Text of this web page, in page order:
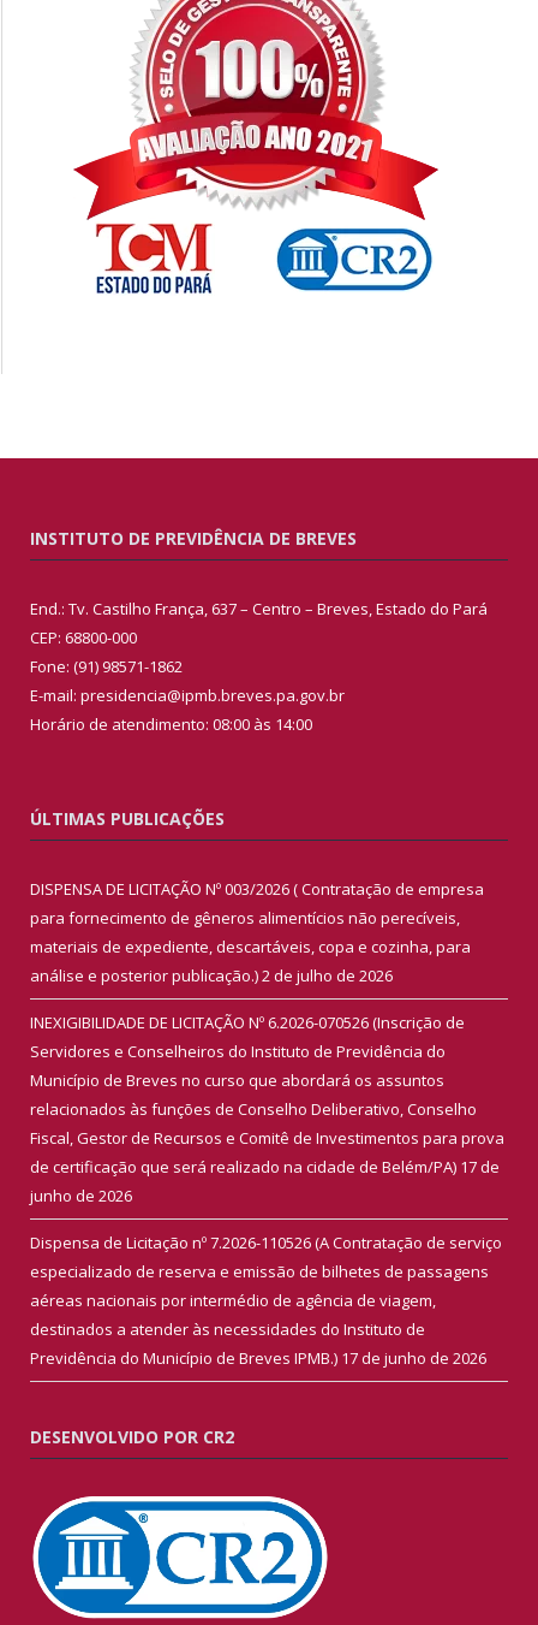
INSTITUTO DE PREVIDÊNCIA DE BREVES
End.: Tv. Castilho França, 637 – Centro – Breves, Estado do Pará
CEP: 68800-000
Fone: (91) 98571-1862
E-mail: presidencia@ipmb.breves.pa.gov.br
Horário de atendimento: 08:00 às 14:00
ÚLTIMAS PUBLICAÇÕES
DISPENSA DE LICITAÇÃO Nº 003/2026 ( Contratação de empresa
para fornecimento de gêneros alimentícios não perecíveis,
materiais de expediente, descartáveis, copa e cozinha, para
análise e posterior publicação.)2 de julho de 2026
INEXIGIBILIDADE DE LICITAÇÃO Nº 6.2026-070526 (Inscrição de
Servidores e Conselheiros do Instituto de Previdência do
Município de Breves no curso que abordará os assuntos
relacionados às funções de Conselho Deliberativo, Conselho
Fiscal, Gestor de Recursos e Comitê de Investimentos para prova
de certificação que será realizado na cidade de Belém/PA) 17 de
junho de 2026
Dispensa de Licitação nº 7.2026-110526 (A Contratação de serviço
especializado de reserva e emissão de bilhetes de passagens
aéreas nacionais por intermédio de agência de viagem,
destinados a atender às necessidades do Instituto de
Previdência do Município de Breves IPMB.) 17 de junho de 2026
DESENVOLVIDO POR CR2